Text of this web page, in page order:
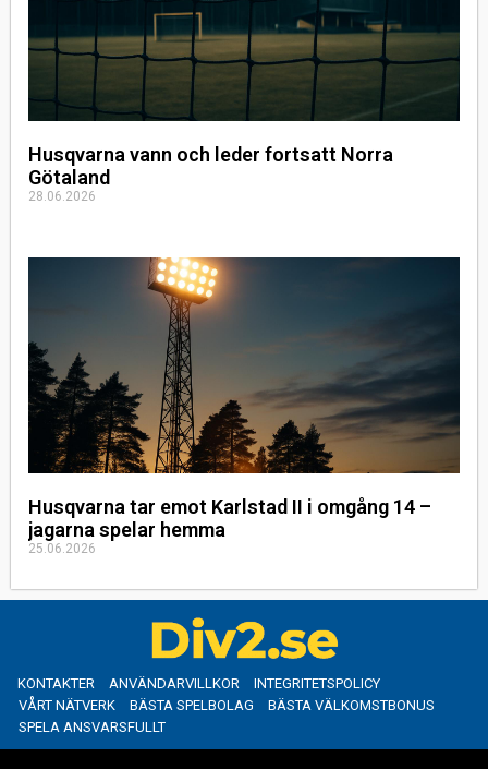
Husqvarna vann och leder fortsatt Norra
Götaland
28.06.2026
Husqvarna tar emot Karlstad II i omgång 14 –
jagarna spelar hemma
25.06.2026
KONTAKTER ANVÄNDARVILLKOR
INTEGRITETSPOLICY
VÅRT NÄTVERK
BÄSTA SPELBOLAG
BÄSTA VÄLKOMSTBONUS
SPELA ANSVARSFULLT